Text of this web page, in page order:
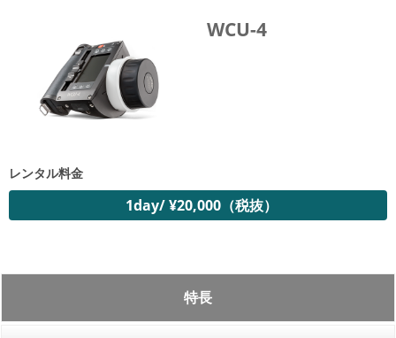
WCU-4
レンタル料金
1day/ ¥20,000（税抜）
特長